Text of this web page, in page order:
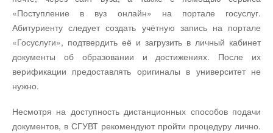
«Поступление в вуз онлайн» на портале госуслуг.
Абитуриенту следует создать учётную запись на портале
«Госуслуги», подтвердить её и загрузить в личный кабинет
документы об образовании и достижениях. После их
верификации предоставлять оригиналы в университет не
нужно.
Несмотря на доступность дистанционных способов подачи
документов, в СГУВТ рекомендуют пройти процедуру лично.